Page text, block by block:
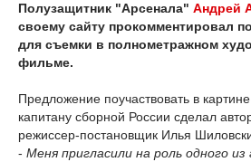
Полузащитник "Арсенала" Андрей
своему сайту прокомментировал
для съемки в полнометражном
фильме.
Предложение поучаствовать в
капитану сборной России сделал
режиссер-постановщик Илья
- Меня пригласили на роль одного из